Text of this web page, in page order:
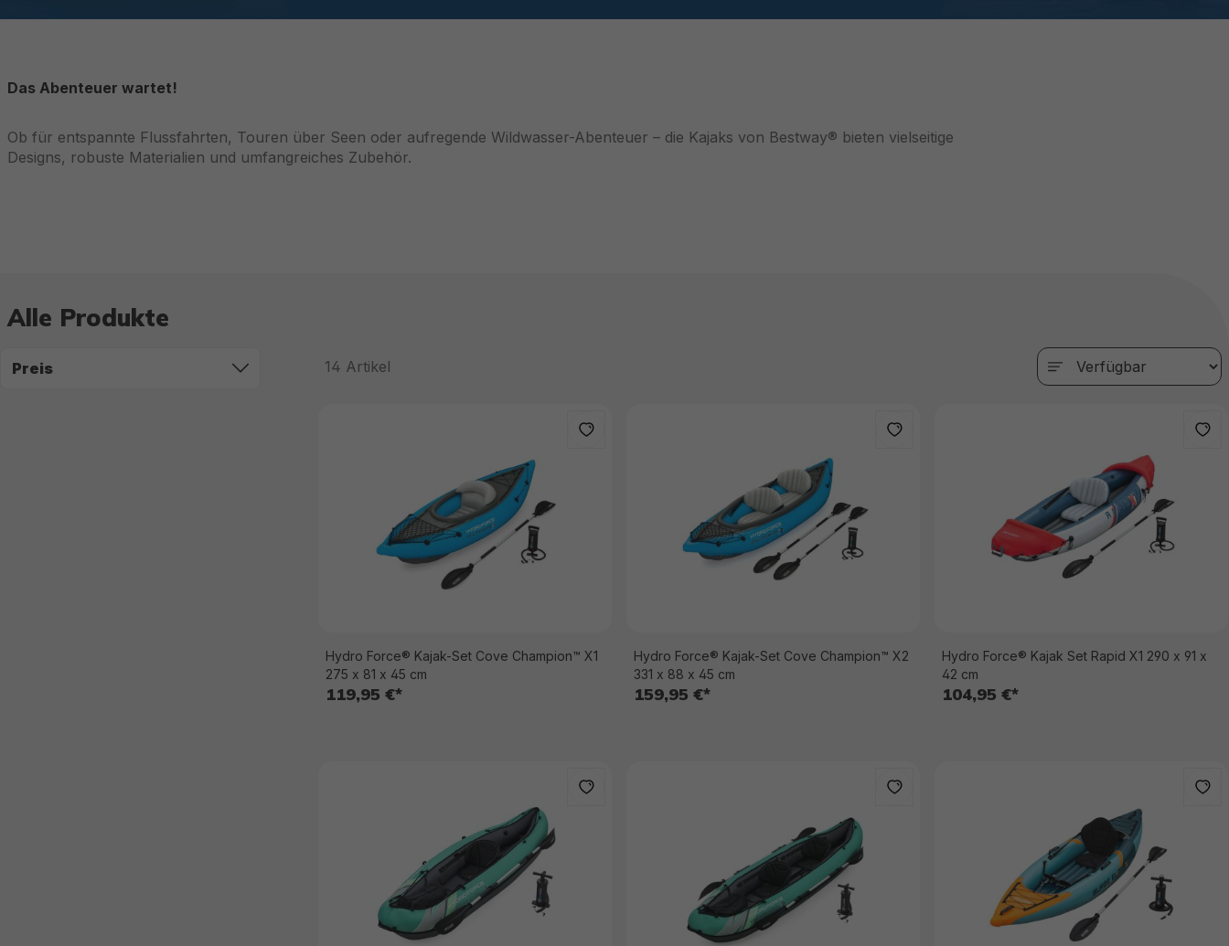
Das Abenteuer wartet!
Ob für entspannte Flussfahrten, Touren über Seen oder aufregende Wildwasser-Abenteuer – die Kajaks von Bestway® bieten vielseitige
Designs, robuste Materialien und umfangreiches Zubehör.
Alle Produkte
Preis 14 Artikel
Hydro Force® Kajak-Set Cove Champion™ X1
275 x 81 x 45 cm
119,95 €*
Hydro Force® Kajak-Set Cove Champion™ X2
331 x 88 x 45 cm
159,95 €*
Hydro Force® Kajak Set Rapid X1 290 x 91 x
42 cm
104,95 €*